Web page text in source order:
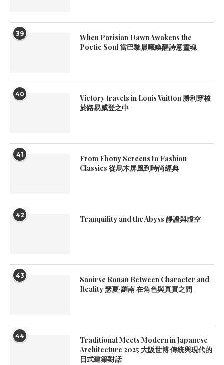
39
When Parisian Dawn Awakens the
Poetic Soul 當巴黎晨曦喚醒詩意靈魂
40
Victory travels in Louis Vuitton 勝利穿梭
於路易威登之中
41
From Ebony Screens to Fashion
Classics 從烏木屏風到時尚經典
42 Tranquility and the Abyss 靜謐與虛空
43
Saoirse Ronan Between Character and
Reality 瑟夏·羅南 在角色與真實之間
44
Traditional Meets Modern in Japanese
Architecture 2025 大阪世博 傳統與現代的
日式建築對話